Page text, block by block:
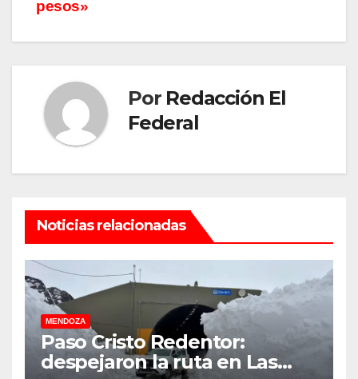
pesos»
Por Redacción El
Federal
Noticias relacionadas
MENDOZA
Paso Cristo Redentor:
despejaron la ruta en Las